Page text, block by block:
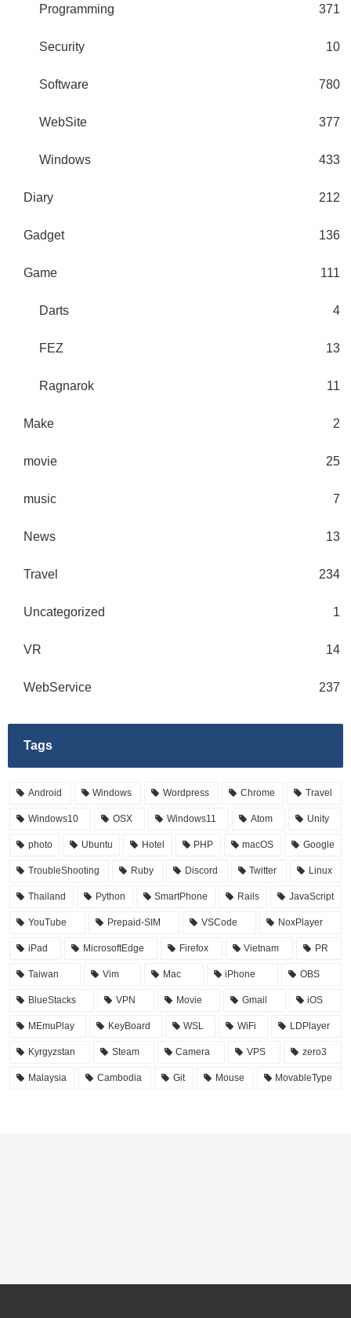
Programming 371
Security 10
Software 780
WebSite 377
Windows 433
Diary 212
Gadget 136
Game 111
Darts 4
FEZ 13
Ragnarok 11
Make 2
movie 25
music 7
News 13
Travel 234
Uncategorized 1
VR 14
WebService 237
Tags
Android Windows Wordpress Chrome Travel
Windows10 OSX Windows11 Atom Unity
photo Ubuntu Hotel PHP macOS Google
TroubleShooting Ruby Discord Twitter Linux
Thailand Python SmartPhone Rails JavaScript
YouTube Prepaid-SIM VSCode NoxPlayer
iPad MicrosoftEdge Firefox Vietnam PR
Taiwan Vim Mac iPhone OBS
BlueStacks VPN Movie Gmail iOS
MEmuPlay KeyBoard WSL WiFi LDPlayer
Kyrgyzstan Steam Camera VPS zero3
Malaysia Cambodia Git Mouse MovableType